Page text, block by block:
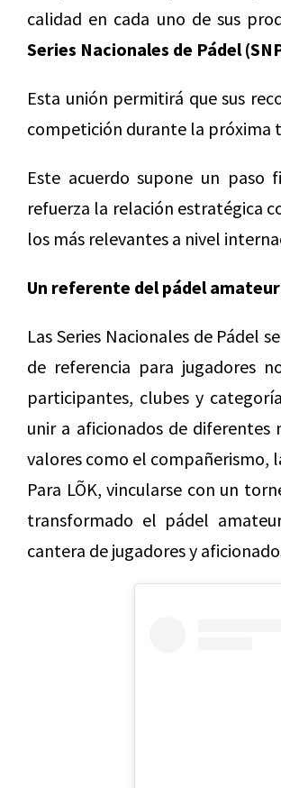
calidad en cada uno de sus
Series Nacionales de Pádel
Esta unión permitirá que sus
competición durante la próxima
Este acuerdo supone un
refuerza la relación estratégica
los más relevantes a nivel
Un referente del pádel amateur
Las Series Nacionales de Pádel
de referencia para jugadores
participantes, clubes y
unir a aficionados de
valores como el compañerismo,
Para LÕK, vincularse con un
transformado el pádel
cantera de jugadores y